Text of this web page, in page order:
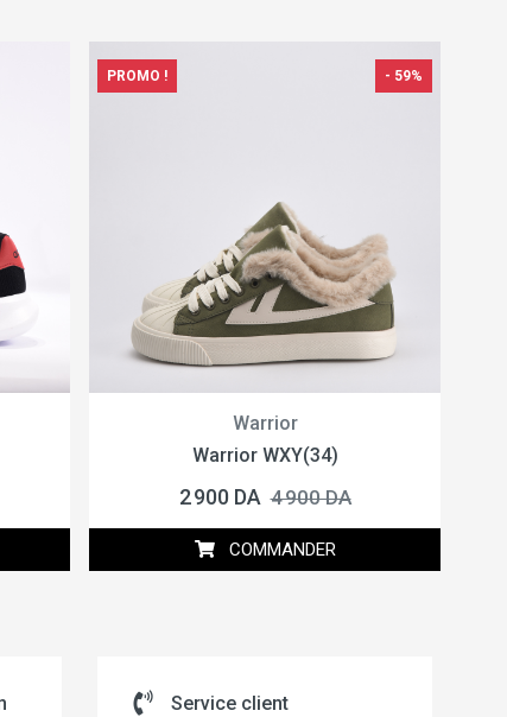
Warrior
Warrior WXY(34)
PROMO ! - 59%
2 900 DA 4 900 DA
COMMANDER
Service client